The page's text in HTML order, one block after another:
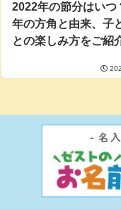
2022年の節分はいつ
年の方角と由来、子
との楽しみ方をご紹